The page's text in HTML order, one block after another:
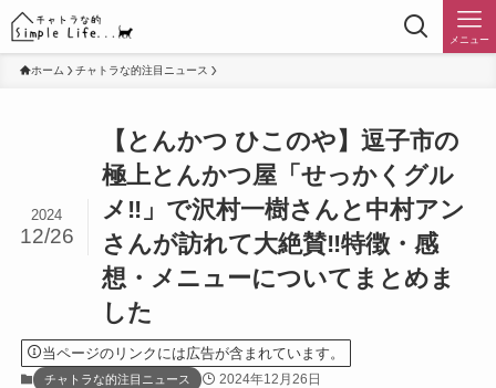
メニュー
ホーム チャトラな的注目ニュース
【とんかつ ひこのや】逗子市の
極上とんかつ屋「せっかくグル
メ‼︎」で沢村一樹さんと中村アン
さんが訪れて大絶賛‼︎特徴・感
想・メニューについてまとめま
した
2024
12/26
当ページのリンクには広告が含まれています。
チャトラな的注目ニュース 2024年12月26日